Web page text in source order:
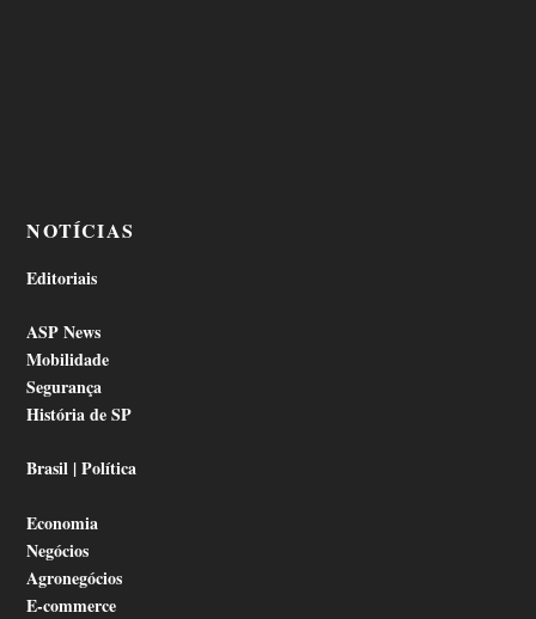
NOTÍCIAS
Editoriais
ASP News
Mobilidade
Segurança
História de SP
Brasil | Política
Economia
Negócios
Agronegócios
E-commerce